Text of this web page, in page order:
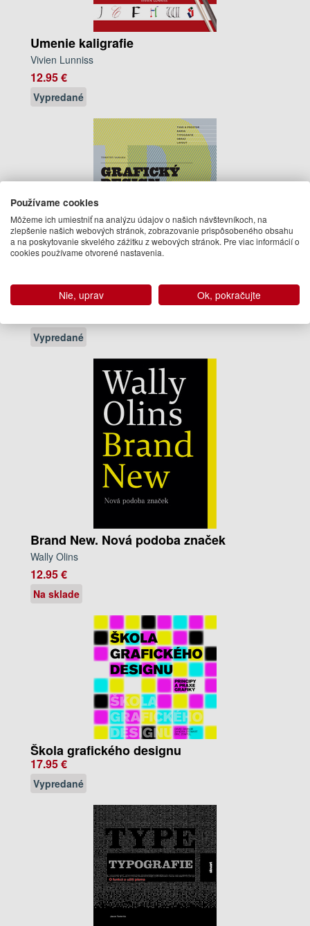
Umenie kaligrafie
Vivien Lunniss
12.95 €
Vypredané
Grafický design
Timothy Samara
Vypredané
Brand New. Nová podoba značek
Wally Olins
12.95 €
Na sklade
Škola grafického designu
17.95 €
Vypredané
Používame cookies
Môžeme ich umiestniť na analýzu údajov o našich návštevníkoch, na
zlepšenie našich webových stránok, zobrazovanie prispôsobeného obsahu
a na poskytovanie skvelého zážitku z webových stránok. Pre viac informácií o
cookies používame otvorené nastavenia.
Nie, uprav Ok, pokračujte